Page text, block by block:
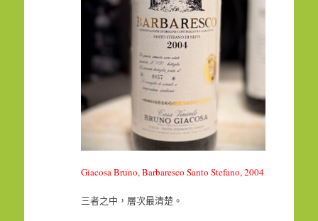
Giacosa Bruno, Barbaresco Santo Stefano, 2004
三者之中，層次最清楚。